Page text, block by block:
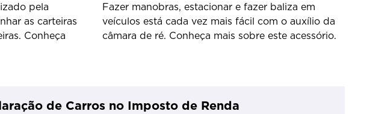
pela
as carteiras
Conheça
Fazer manobras, estacionar e fazer baliza em
veículos está cada vez mais fácil com o auxílio da
câmara de ré. Conheça mais sobre este acessório.
de Carros no Imposto de Renda